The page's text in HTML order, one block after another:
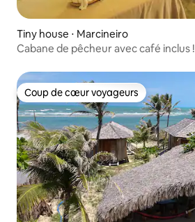
Tiny house ⋅ Marcineiro
Cabane de pêcheur avec café inclus !
Coup de cœur voyageurs
Coup de cœur voyageurs